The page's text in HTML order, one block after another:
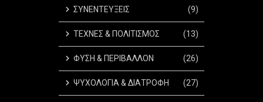
ΣΥΝΕΝΤΕΥΞΕΙΣ (9)
ΤΕΧΝΕΣ & ΠΟΛΙΤΙΣΜΟΣ (13)
ΦΥΣΗ & ΠΕΡΙΒΑΛΛΟΝ (26)
ΨΥΧΟΛΟΓΙΑ & ΔΙΑΤΡΟΦΗ (27)